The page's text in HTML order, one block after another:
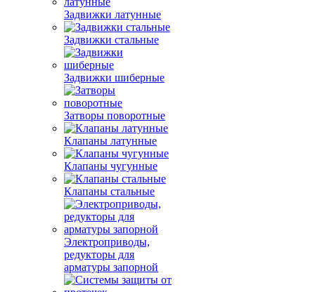
Задвижки латунные
Задвижки стальные
Задвижки шиберные
Затворы поворотные
Клапаны латунные
Клапаны чугунные
Клапаны стальные
Электроприводы,
редукторы для
арматуры запорной